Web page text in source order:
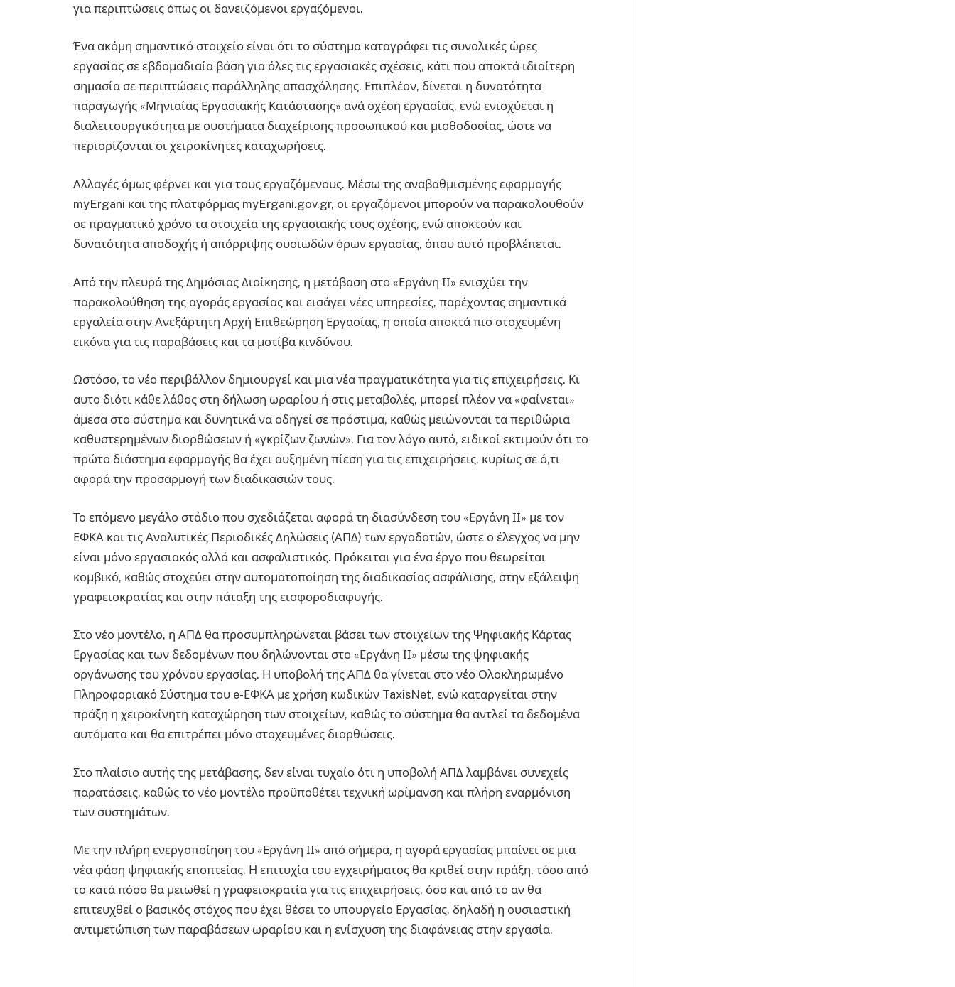
για περιπτώσεις όπως οι δανειζόμενοι εργαζόμενοι.
Ένα ακόμη σημαντικό στοιχείο είναι ότι το σύστημα καταγράφει τις συνολικές ώρες
εργασίας σε εβδομαδιαία βάση για όλες τις εργασιακές σχέσεις, κάτι που αποκτά ιδιαίτερη
σημασία σε περιπτώσεις παράλληλης απασχόλησης. Επιπλέον, δίνεται η δυνατότητα
παραγωγής «Μηνιαίας Εργασιακής Κατάστασης» ανά σχέση εργασίας, ενώ ενισχύεται η
διαλειτουργικότητα με συστήματα διαχείρισης προσωπικού και μισθοδοσίας, ώστε να
περιορίζονται οι χειροκίνητες καταχωρήσεις.
Αλλαγές όμως φέρνει και για τους εργαζόμενους. Μέσω της αναβαθμισμένης εφαρμογής
myErgani και της πλατφόρμας myErgani.gov.gr, οι εργαζόμενοι μπορούν να παρακολουθούν
σε πραγματικό χρόνο τα στοιχεία της εργασιακής τους σχέσης, ενώ αποκτούν και
δυνατότητα αποδοχής ή απόρριψης ουσιωδών όρων εργασίας, όπου αυτό προβλέπεται.
Από την πλευρά της Δημόσιας Διοίκησης, η μετάβαση στο «Εργάνη ΙΙ» ενισχύει την
παρακολούθηση της αγοράς εργασίας και εισάγει νέες υπηρεσίες, παρέχοντας σημαντικά
εργαλεία στην Ανεξάρτητη Αρχή Επιθεώρηση Εργασίας, η οποία αποκτά πιο στοχευμένη
εικόνα για τις παραβάσεις και τα μοτίβα κινδύνου.
Ωστόσο, το νέο περιβάλλον δημιουργεί και μια νέα πραγματικότητα για τις επιχειρήσεις. Κι
αυτο διότι κάθε λάθος στη δήλωση ωραρίου ή στις μεταβολές, μπορεί πλέον να «φαίνεται»
άμεσα στο σύστημα και δυνητικά να οδηγεί σε πρόστιμα, καθώς μειώνονται τα περιθώρια
καθυστερημένων διορθώσεων ή «γκρίζων ζωνών». Για τον λόγο αυτό, ειδικοί εκτιμούν ότι το
πρώτο διάστημα εφαρμογής θα έχει αυξημένη πίεση για τις επιχειρήσεις, κυρίως σε ό,τι
αφορά την προσαρμογή των διαδικασιών τους.
Το επόμενο μεγάλο στάδιο που σχεδιάζεται αφορά τη διασύνδεση του «Εργάνη ΙΙ» με τον
ΕΦΚΑ και τις Αναλυτικές Περιοδικές Δηλώσεις (ΑΠΔ) των εργοδοτών, ώστε ο έλεγχος να μην
είναι μόνο εργασιακός αλλά και ασφαλιστικός. Πρόκειται για ένα έργο που θεωρείται
κομβικό, καθώς στοχεύει στην αυτοματοποίηση της διαδικασίας ασφάλισης, στην εξάλειψη
γραφειοκρατίας και στην πάταξη της εισφοροδιαφυγής.
Στο νέο μοντέλο, η ΑΠΔ θα προσυμπληρώνεται βάσει των στοιχείων της Ψηφιακής Κάρτας
Εργασίας και των δεδομένων που δηλώνονται στο «Εργάνη ΙΙ» μέσω της ψηφιακής
οργάνωσης του χρόνου εργασίας. Η υποβολή της ΑΠΔ θα γίνεται στο νέο Ολοκληρωμένο
Πληροφοριακό Σύστημα του e-ΕΦΚΑ με χρήση κωδικών TaxisNet, ενώ καταργείται στην
πράξη η χειροκίνητη καταχώρηση των στοιχείων, καθώς το σύστημα θα αντλεί τα δεδομένα
αυτόματα και θα επιτρέπει μόνο στοχευμένες διορθώσεις.
Στο πλαίσιο αυτής της μετάβασης, δεν είναι τυχαίο ότι η υποβολή ΑΠΔ λαμβάνει συνεχείς
παρατάσεις, καθώς το νέο μοντέλο προϋποθέτει τεχνική ωρίμανση και πλήρη εναρμόνιση
των συστημάτων.
Με την πλήρη ενεργοποίηση του «Εργάνη ΙΙ» από σήμερα, η αγορά εργασίας μπαίνει σε μια
νέα φάση ψηφιακής εποπτείας. Η επιτυχία του εγχειρήματος θα κριθεί στην πράξη, τόσο από
το κατά πόσο θα μειωθεί η γραφειοκρατία για τις επιχειρήσεις, όσο και από το αν θα
επιτευχθεί ο βασικός στόχος που έχει θέσει το υπουργείο Εργασίας, δηλαδή η ουσιαστική
αντιμετώπιση των παραβάσεων ωραρίου και η ενίσχυση της διαφάνειας στην εργασία.